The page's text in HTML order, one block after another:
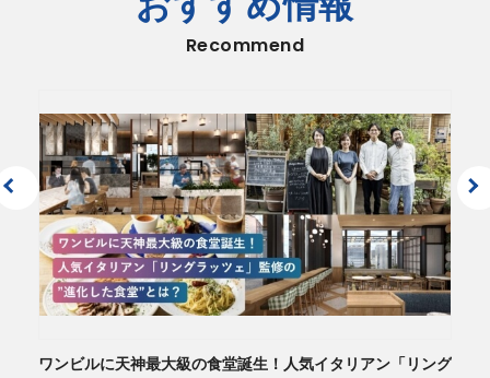
2026年08月06日 決算
2027年３月期 第１四半期決算短信〔日本基準〕(連結)
（789KB）
2026年07月31日 その他のお知らせ
2026年6月度 月次営業概況 （59KB）
2026年07月01日 ガバナンス
Recommend
ワンビルに天神最大級の食堂誕生！人気イタリアン「リング